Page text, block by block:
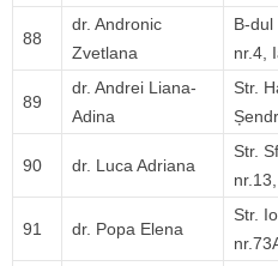
88
dr. Andronic
Zvetlana
B-dul
nr.4,
89
dr. Andrei Liana-
Adina
Str.
90 dr. Luca Adriana
Str.
91 dr. Popa Elena
Str.